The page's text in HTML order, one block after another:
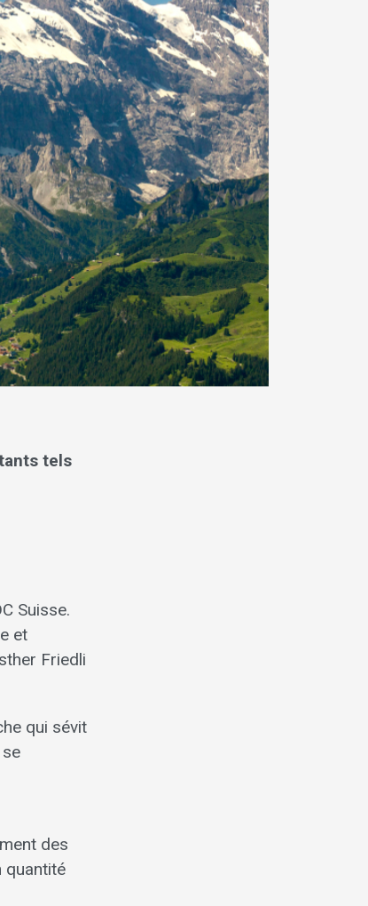
tels
Suisse.
et
Friedli
qui sévit
des
quantité